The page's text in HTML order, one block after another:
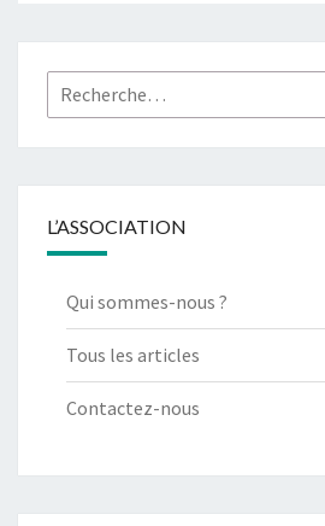
Rechercher :
L’ASSOCIATION
Qui sommes-nous ?
Tous les articles
Contactez-nous